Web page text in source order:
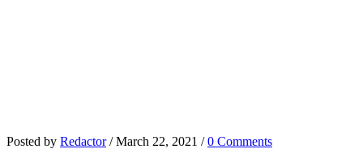
Posted by Redactor / March 22, 2021 / 0 Comments